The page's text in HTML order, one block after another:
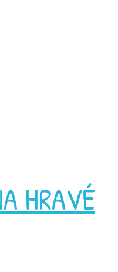
HRAVÉ